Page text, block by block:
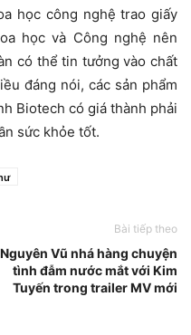
học công nghệ trao giấy
học và Công nghệ nên
có thể tin tưởng vào chất
đáng nói, các sản phẩm
Biotech có giá thành phải
sức khỏe tốt.
Bài tiếp theo
Nguyên Vũ nhá hàng chuyện
tình đẫm nước mắt với Kim
Tuyến trong trailer MV mới